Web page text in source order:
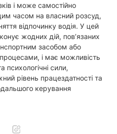
і може самостійно
часом на власний розсуд,
відпочинку водія. У цей
жодних дій, пов’язаних
засобом або
і має можливість
психологічні сили,
рівень працездатності та
керування